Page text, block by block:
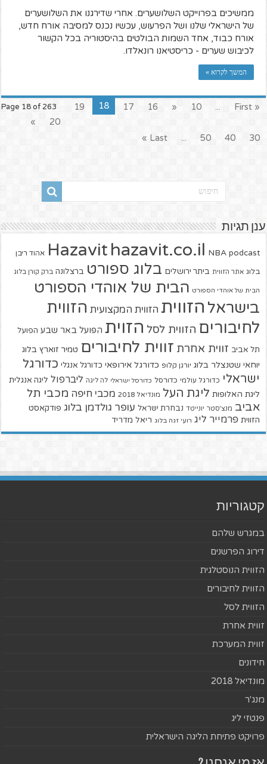
ממשיכים בפרוייקט השלושערים. אחרי שדירגנו את השלושערים
של הישראלי שלנו ושל הפרעוש, עכשיו נכנס למסיבה אורח חדש,
אורח כבוד, אחד השמות הבולטים בהיסטוריה בכל הקשור
לכיבוש שערים - כריסטיאנו רונאלדו.
המשך לקרוא »
Page 18 of 263 « First
...
10
«
16
17
18
19
20
»
30
40
50
...
Last »
ענן תגיות
Hazavit hazavit.co.il NBA podcast אהוד ריבן
בלוג אתר הזווית ביתר ירושלים בלוג ספורט ברצלונה ברק קורן בלוג
הבית של אוהדי הספורט הבית של אוהדי הספורט
בישראל הזווית הזווית המקצועית הזווית
לחיבורים הזווית לסל הזוית הפועל באר שבע הפועל
תל אביב זווית אחרת זווית לחיבורים טמיר זוארץ בלוג
יוחאי שטנצלר בלוג יורגן קלופ כדורגל אירופאי כדורגל אנגלי כדורגל
ישראלי כדורגל עולמי כדורסל כדורסל ישראלי לה ליגה ליברפול ליגה אנגלית
ליגת האלופות ליגת העל מונדיאל 2018 מכבי חיפה מכבי תל
אביב מנצ'סטר יונייטד נבחרת ישראל עופר גולדמן בלוג פודקאסט
הזווית פרמייר ליג רועי זגה בלוג ריאל מדריד
קטגוריות
במגרש שלהם
דירוג הפרשנים
הזווית הנוסטלגית
הזווית לחיבורים
הזווית לסל
זווית אחרת
זווית המערכת
חידונים
מונדיאל 2018
מנג'ר
פנטזי ליג
פרויקט פתיחת הליגה הישראלית